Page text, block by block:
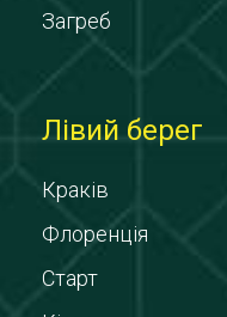
Загреб
Лівий берег
Краків
Флоренція
Старт